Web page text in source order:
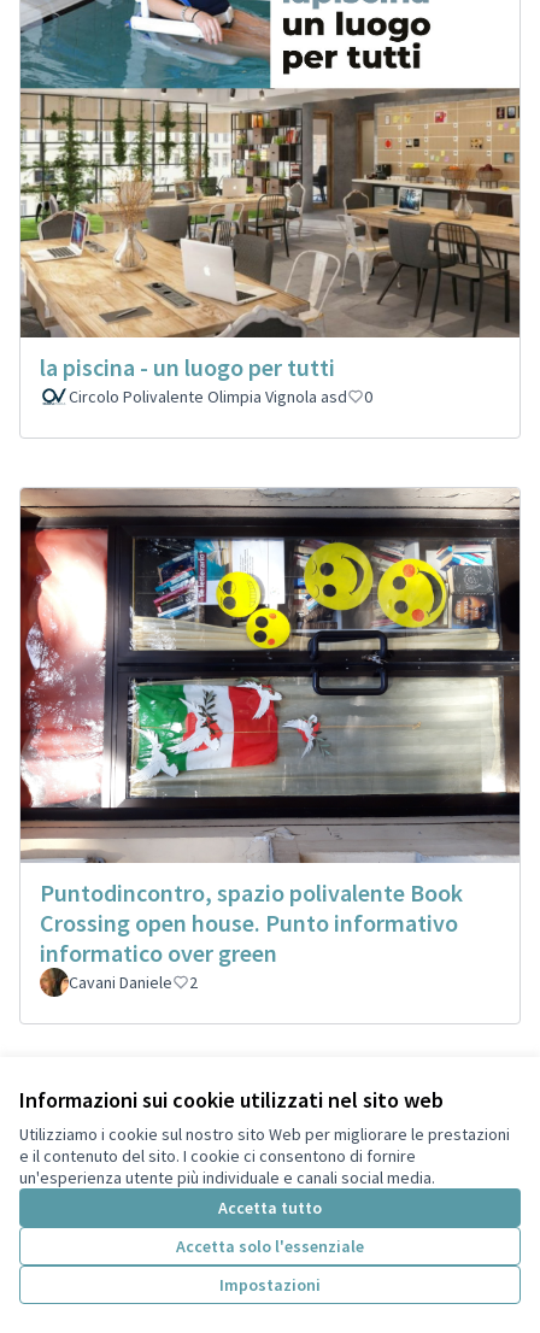
Informazioni sui cookie utilizzati nel sito web
Utilizziamo i cookie sul nostro sito Web per migliorare le prestazioni
e il contenuto del sito. I cookie ci consentono di fornire
un'esperienza utente più individuale e canali social media.
Accetta tutto
Accetta solo l'essenziale
Impostazioni
la piscina - un luogo per tutti
Circolo Polivalente Olimpia Vignola asd 0
Puntodincontro, spazio polivalente Book
Crossing open house. Punto informativo
informatico over green
Cavani Daniele 2